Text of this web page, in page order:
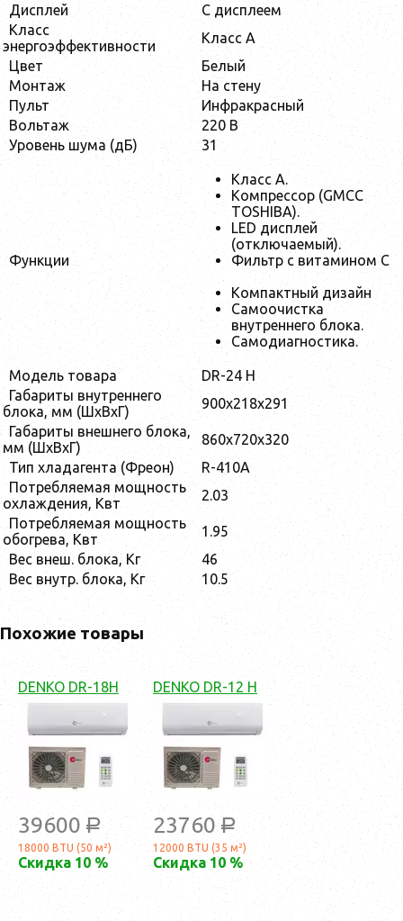
Дисплей
С дисплеем
Класс
энергоэффективности
Класс А
Цвет
Белый
Монтаж
На стену
Пульт
Инфракрасный
Вольтаж
220 В
Уровень шума (дБ)
31
Функции
Класс А.
Компрессор (GMCC
TOSHIBA).
LED дисплей
(отключаемый).
Фильтр с витамином С
Компактный дизайн
Самоочистка
внутреннего блока.
Самодиагностика.
Модель товара
DR-24 H
Габариты внутреннего
блока, мм (ШхВхГ)
900x218x291
Габариты внешнего блока,
мм (ШхВхГ)
860x720x320
Тип хладагента (Фреон)
R-410A
Потребляемая мощность
охлаждения, Квт
2.03
Потребляемая мощность
обогрева, Квт
1.95
Вес внеш. блока, Кг
46
Вес внутр. блока, Кг
10.5
Похожие товары
DENKO DR-18H
39600 a
18000 BTU (50 м²)
Скидка 10 %
DENKO DR-12 H
23760 a
12000 BTU (35 м²)
Скидка 10 %